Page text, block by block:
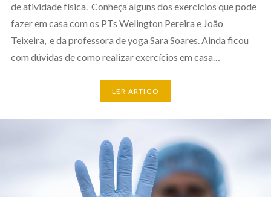
de atividade física. Conheça alguns dos exercícios que pode
fazer em casa com os PTs Welington Pereira e João
Teixeira, e da professora de yoga Sara Soares. Ainda ficou
com dúvidas de como realizar exercícios em casa…
LER ARTIGO